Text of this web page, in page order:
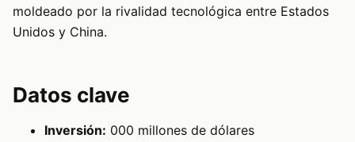
moldeado por la rivalidad tecnológica entre Estados
Unidos y China.
Datos clave
Inversión: 000 millones de dólares